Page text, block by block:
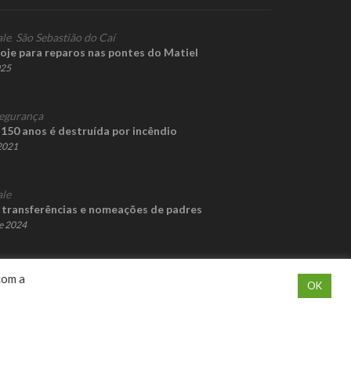
, São Sebastião do Caí
para reparos nas pontes do Matiel
150 anos é destruída por incêndio
e nomeações de padres
2024
a
OK